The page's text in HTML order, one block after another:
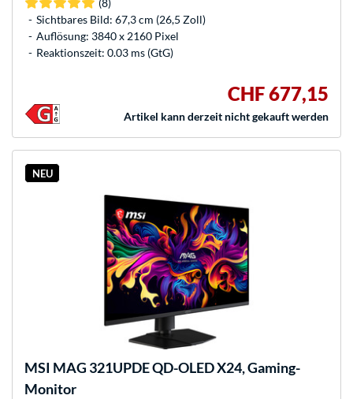
(8)
Sichtbares Bild: 67,3 cm (26,5 Zoll)
Auflösung: 3840 x 2160 Pixel
Reaktionszeit: 0.03 ms (GtG)
CHF 677,15
Artikel kann derzeit nicht gekauft werden
NEU
MSI MAG 321UPDE QD-OLED X24, Gaming-
Monitor